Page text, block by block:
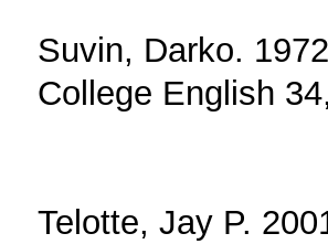
Suvin, Darko.
College English
Telotte, Jay P.